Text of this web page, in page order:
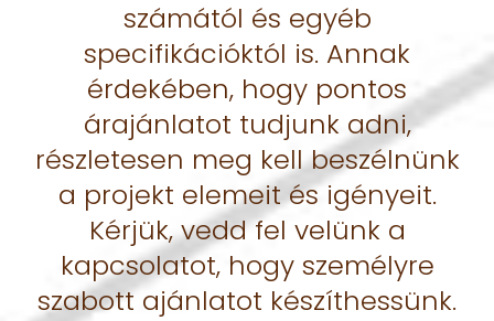
számától és egyéb
specifikációktól is. Annak
érdekében, hogy pontos
árajánlatot tudjunk adni,
részletesen meg kell beszélnünk
a projekt elemeit és igényeit.
Kérjük, vedd fel velünk a
kapcsolatot, hogy személyre
szabott ajánlatot készíthessünk.